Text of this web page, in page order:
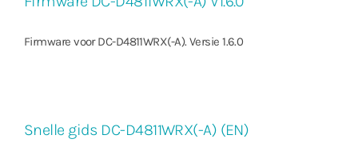
Firmware voor DC-D4811WRX(-A). Versie 1.6.0
Snelle gids DC-D4811WRX(-A) (EN)